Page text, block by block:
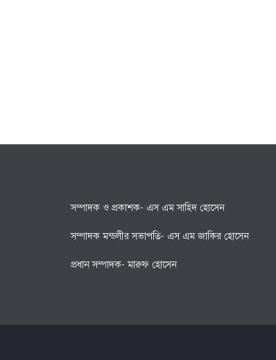
সম্পাদক ও প্রকাশক- এস এম সাহিদ হোসেন
সম্পাদক মন্ডলীর সভাপতি- এস এম জাকির হোসেন
প্রধান সম্পাদক- মারুফ হোসেন